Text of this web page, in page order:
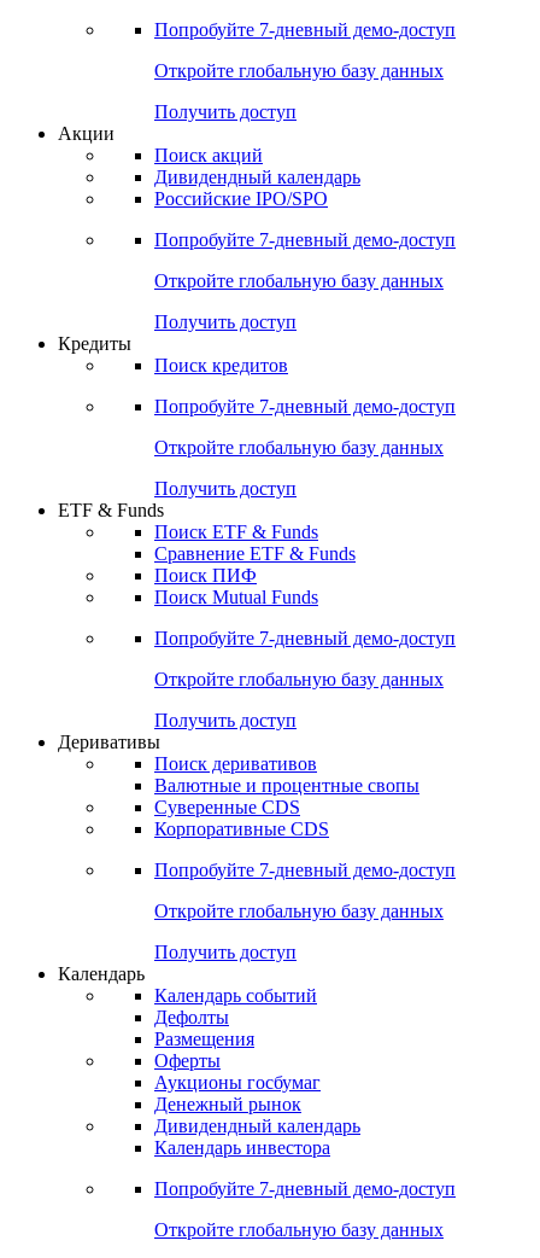
Попробуйте 7-дневный демо-доступ
Откройте глобальную базу данных
Получить доступ
Акции
Поиск акций
Дивидендный календарь
Российские IPO/SPO
Попробуйте 7-дневный демо-доступ
Откройте глобальную базу данных
Получить доступ
Кредиты
Поиск кредитов
Попробуйте 7-дневный демо-доступ
Откройте глобальную базу данных
Получить доступ
ETF & Funds
Поиск ETF & Funds
Сравнение ETF & Funds
Поиск ПИФ
Поиск Mutual Funds
Попробуйте 7-дневный демо-доступ
Откройте глобальную базу данных
Получить доступ
Деривативы
Поиск деривативов
Валютные и процентные свопы
Суверенные CDS
Корпоративные CDS
Попробуйте 7-дневный демо-доступ
Откройте глобальную базу данных
Получить доступ
Календарь
Календарь событий
Дефолты
Размещения
Оферты
Аукционы госбумаг
Денежный рынок
Дивидендный календарь
Календарь инвестора
Попробуйте 7-дневный демо-доступ
Откройте глобальную базу данных